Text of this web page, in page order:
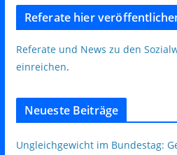
Referate hier
Referate und News zu den
einreichen.
Neueste Beiträge
Ungleichgewicht im Bundestag: